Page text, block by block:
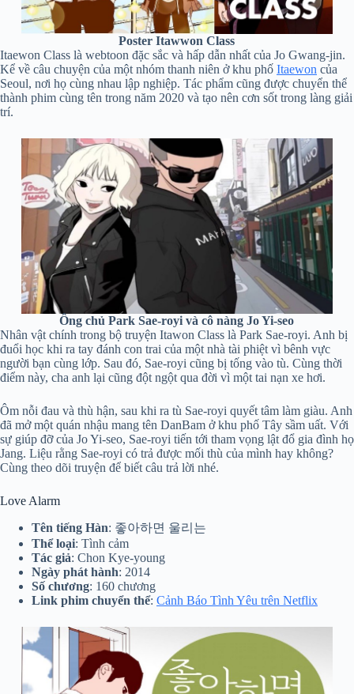
Poster Itawwon Class
Itaewon Class là webtoon đặc sắc và hấp dẫn nhất của Jo Gwang-jin.
Kể về câu chuyện của một nhóm thanh niên ở khu phố Itaewon của
Seoul, nơi họ cùng nhau lập nghiệp. Tác phẩm cũng được chuyển thể
thành phim cùng tên trong năm 2020 và tạo nên cơn sốt trong làng giải
trí.
Ông chủ Park Sae-royi và cô nàng Jo Yi-seo
Nhân vật chính trong bộ truyện Itawon Class là Park Sae-royi. Anh bị
đuổi học khi ra tay đánh con trai của một nhà tài phiệt vì bênh vực
người bạn cùng lớp. Sau đó, Sae-royi cũng bị tống vào tù. Cùng thời
điểm này, cha anh lại cũng đột ngột qua đời vì một tai nạn xe hơi.
Ôm nỗi đau và thù hận, sau khi ra tù Sae-royi quyết tâm làm giàu. Anh
đã mở một quán nhậu mang tên DanBam ở khu phố Tây sầm uất. Với
sự giúp đỡ của Jo Yi-seo, Sae-royi tiến tới tham vọng lật đổ gia đình họ
Jang. Liệu rằng Sae-royi có trả được mối thù của mình hay không?
Cùng theo dõi truyện để biết câu trả lời nhé.
Love Alarm
Tên tiếng Hàn: 좋아하면 울리는
Thể loại: Tình cảm
Tác giả: Chon Kye-young
Ngày phát hành: 2014
Số chương: 160 chương
Link phim chuyển thể: Cảnh Báo Tình Yêu trên Netflix